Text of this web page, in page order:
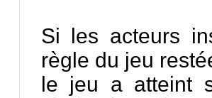
Si les acteurs
règle du jeu
le jeu a atteint